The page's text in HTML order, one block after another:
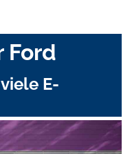
Ford
E-